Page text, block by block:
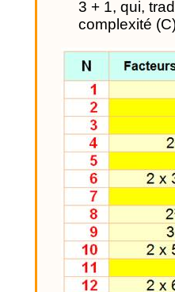
3 + 1, qui,
complexité